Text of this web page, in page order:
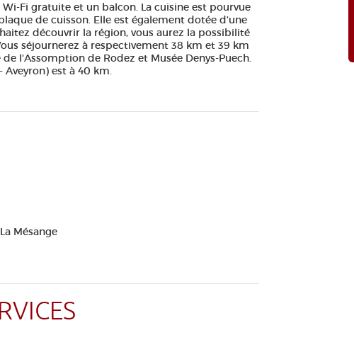
Fi gratuite et un balcon. La cuisine est pourvue
de cuisson. Elle est également dotée d’une
découvrir la région, vous aurez la possibilité
séjournerez à respectivement 38 km et 39 km
l'Assomption de Rodez et Musée Denys-Puech.
est à 40 km.
Mésange